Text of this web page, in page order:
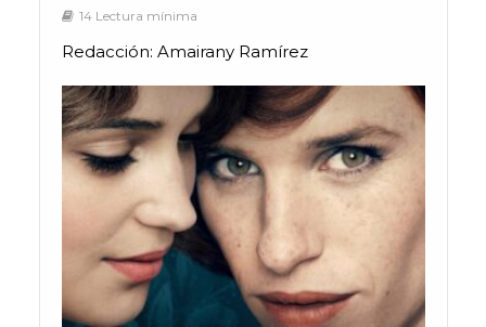
14 Lectura mínima
Redacción: Amairany Ramírez